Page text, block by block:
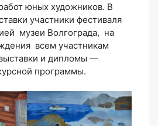
юных художников. В
участники фестиваля
музеи Волгограда, на
всем участникам
и дипломы —
программы.